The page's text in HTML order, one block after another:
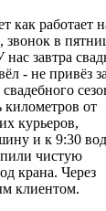
как работает
в
завтра
- не привёз
километров от
курьеров,
и к 9:30
пили чистую
крана. Через
клиентом.